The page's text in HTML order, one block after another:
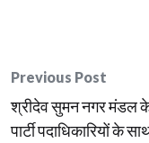
Previous Post
श्रीदेव सुमन नगर मंडल
पार्टी पदाधिकारियों के